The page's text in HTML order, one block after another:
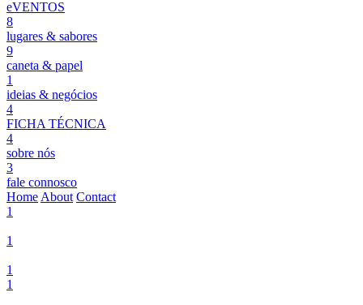
eVENTOS
8
lugares & sabores
9
caneta & papel
1
ideias & negócios
4
FICHA TÉCNICA
4
sobre nós
3
fale connosco
Home About Contact
1
1
1
1